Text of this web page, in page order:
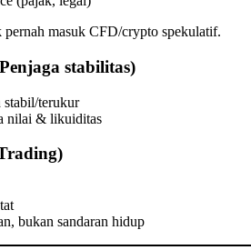
masuk CFD/crypto spekulatif.
stabilitas)
stabil/terukur
nilai & likuiditas
bukan sandaran hidup